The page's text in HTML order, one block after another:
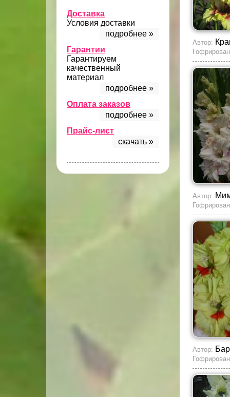
Доставка
Условия доставки
подробнее »
Гарантии
Гарантируем
качественный
материал
подробнее »
Оплата заказов
подробнее »
Прайс-лист
скачать »
Автор:
Автор:
Автор: